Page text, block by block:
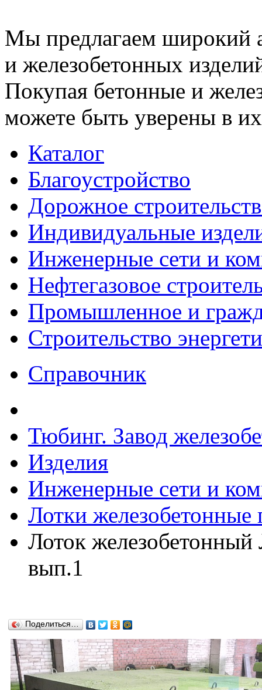
Мы предлагаем широкий
и железобетонных
Покупая бетонные и
можете быть уверены в их
Каталог
Благоустройство
Дорожное
Индивидуальные
Инженерные сети и
Нефтегазовое
Промышленное и
Строительство
Справочник
Тюбинг. Завод
Изделия
Инженерные сети и
Лотки
Лоток
вып.1
Поделиться…